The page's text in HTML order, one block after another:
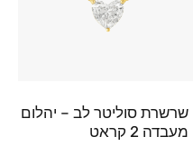
שרשרת סוליטר לב – יהלום
מעבדה 2 קראט